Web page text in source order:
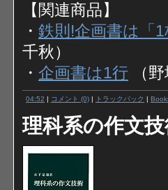
【関連商品】
・ 鉄則!企画書は「
千秋）
・ 企画書は1行 （
04:52 | コメント (0) | トラックバック |
理科系の作文